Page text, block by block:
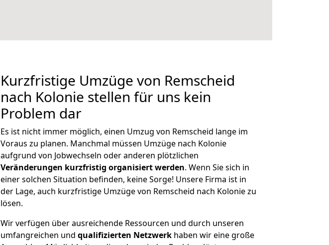
Kurzfristige Umzüge von Remscheid
nach Kolonie stellen für uns kein
Problem dar
Es ist nicht immer möglich, einen Umzug von Remscheid lange im
Voraus zu planen. Manchmal müssen Umzüge nach Kolonie
aufgrund von Jobwechseln oder anderen plötzlichen
Veränderungen kurzfristig organisiert werden. Wenn Sie sich in
einer solchen Situation befinden, keine Sorge! Unsere Firma ist in
der Lage, auch kurzfristige Umzüge von Remscheid nach Kolonie zu
lösen.
Wir verfügen über ausreichende Ressourcen und durch unseren
umfangreichen und qualifizierten Netzwerk haben wir eine große